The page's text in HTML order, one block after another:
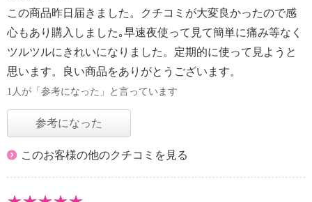
この商品昨日届きました。クチコミが大変良かったので感
心もあり購入しました｡早速夜使って見て簡単に痛み等なく
ツルツルにきれいになりました。定期的に使って見ようと
思います。良い商品をありがとうございます。
1人が「参考になった」と言っています
参考になった
このお客様の他のクチコミを見る